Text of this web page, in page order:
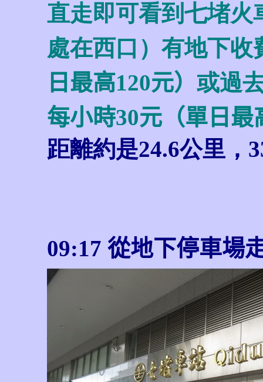
直走即可看到七堵火
處在西口）有地下收
日最高120元） 或過
每小時30元（單日最
距離約是24.6公里
09:17 從地下停車場